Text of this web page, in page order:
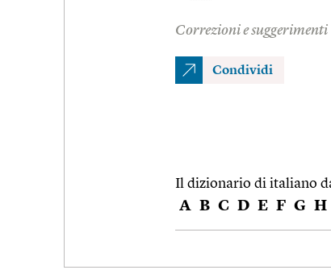
Correzioni e suggerimenti
Condividi
Il dizionario di italiano
A B C D E F G H